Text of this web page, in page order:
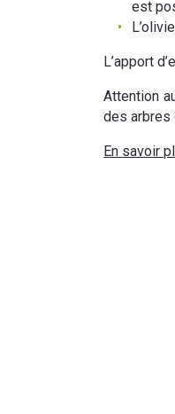
est
L’apport
Attention
des arbres
En savoir